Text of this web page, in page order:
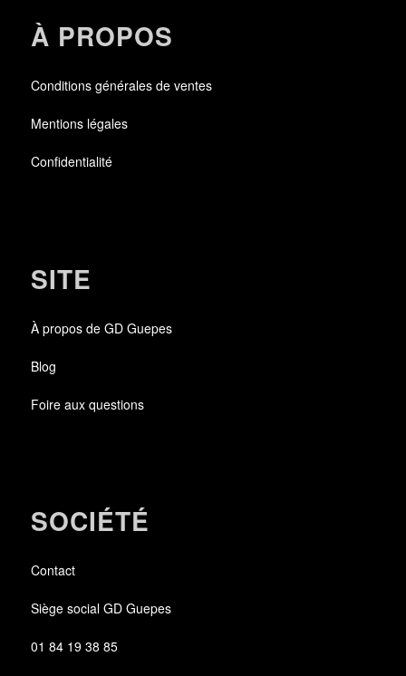
À PROPOS
Conditions générales de ventes
Mentions légales
Confidentialité
SITE
À propos de GD Guepes
Blog
Foire aux questions
SOCIÉTÉ
Contact
Siège social GD Guepes
01 84 19 38 85